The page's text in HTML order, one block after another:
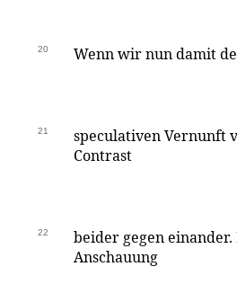
20 Wenn wir nun damit
21
speculativen Vernunft
Contrast
22
beider gegen
Anschauung